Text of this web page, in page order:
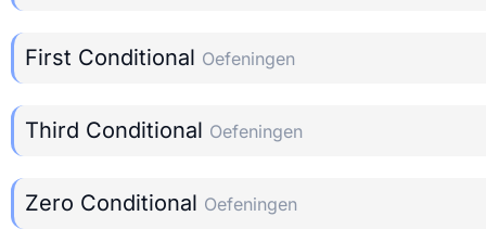
First Conditional Oefeningen
Third Conditional Oefeningen
Zero Conditional Oefeningen